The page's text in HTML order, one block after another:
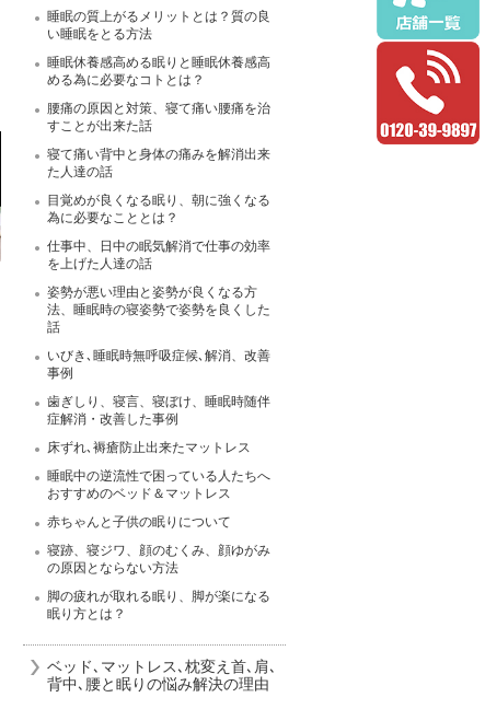
睡眠の質上がるメリットとは？質の良
い睡眠をとる方法
睡眠休養感高める眠りと睡眠休養感高
める為に必要なコトとは？
腰痛の原因と対策、寝て痛い腰痛を治
すことが出来た話
寝て痛い背中と身体の痛みを解消出来
た人達の話
目覚めが良くなる眠り、朝に強くなる
為に必要なこととは？
仕事中、日中の眠気解消で仕事の効率
を上げた人達の話
姿勢が悪い理由と姿勢が良くなる方
法、睡眠時の寝姿勢で姿勢を良くした
話
いびき､睡眠時無呼吸症候､解消、改善
事例
歯ぎしり、寝言、寝ぼけ、睡眠時随伴
症解消・改善した事例
床ずれ､褥瘡防止出来たマットレス
睡眠中の逆流性で困っている人たちへ
おすすめのベッド＆マットレス
赤ちゃんと子供の眠りについて
寝跡、寝ジワ、顔のむくみ、顔ゆがみ
の原因とならない方法
脚の疲れが取れる眠り、脚が楽になる
眠り方とは？
ベッド､マットレス､枕変え首､肩､
背中､腰と眠りの悩み解決の理由